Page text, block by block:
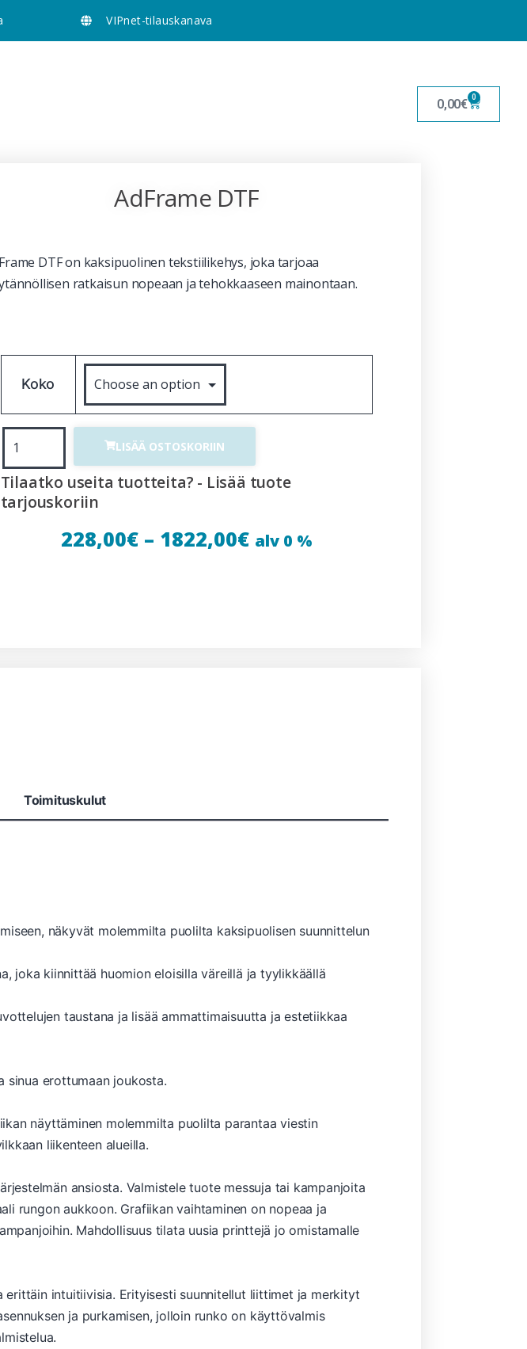
VIPnet-tilauskanava
0,00€ 0
AdFrame DTF
DTF on kaksipuolinen tekstiilikehys, joka tarjoaa
ratkaisun nopeaan ja tehokkaaseen mainontaan.
Koko
LISÄÄ OSTOSKORIIN
Tilaatko useita tuotteita? - Lisää tuote
tarjouskoriin
228,00€– 1822,00€ alv 0 %
Toimituskulut
näkyvät molemmilta puolilta kaksipuolisen suunnittelun
joka kiinnittää huomion eloisilla väreillä ja tyylikkäällä
taustana ja lisää ammattimaisuutta ja estetiikkaa
sinua erottumaan joukosta.
näyttäminen molemmilta puolilta parantaa viestin
liikenteen alueilla.
ansiosta. Valmistele tuote messuja tai kampanjoita
rungon aukkoon. Grafiikan vaihtaminen on nopeaa ja
Mahdollisuus tilata uusia printtejä jo omistamalle
erittäin intuitiivisia. Erityisesti suunnitellut liittimet ja merkityt
ja purkamisen, jolloin runko on käyttövalmis